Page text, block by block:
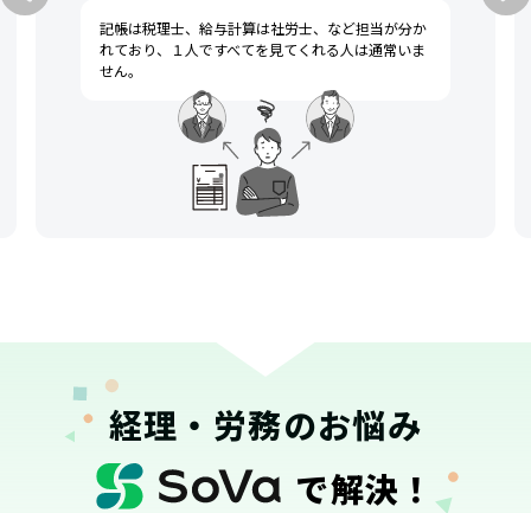
税理士への不満として、一般的によく挙げられるの
は「連絡が遅い」「話がわかりにくい」です。
経理・労務のお悩み
で解決！